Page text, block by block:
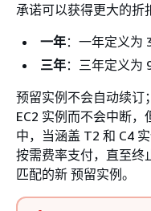
承诺可以获得更大的折
一年：一年定义为
三年：三年定义为
预留实例不会自动续订
EC2 实例而不会中断
中，当涵盖 T2 和 C4
按需费率支付，直至终
匹配的新 预留实例。